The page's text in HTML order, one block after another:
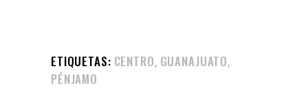
ETIQUETAS: CENTRO, GUANAJUATO,
PÉNJAMO